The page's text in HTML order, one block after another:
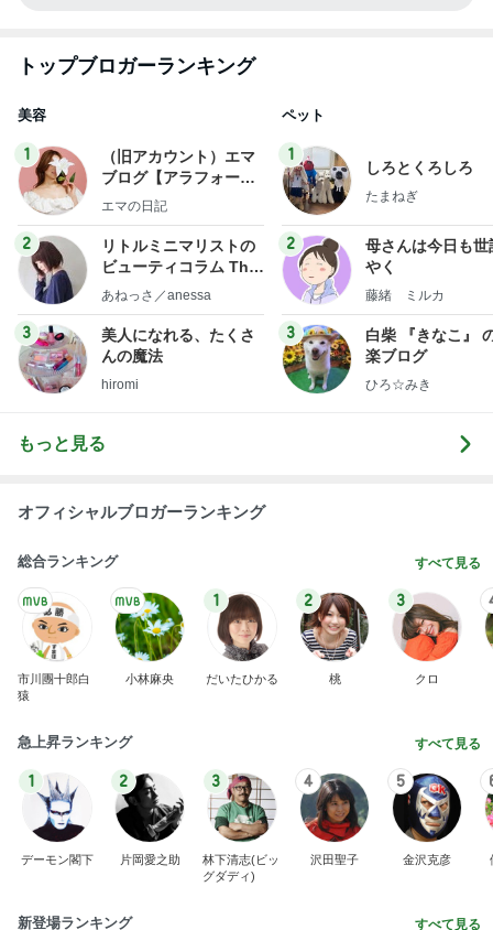
トップブロガーランキング
美容
1
（旧アカウント）エマ
ブログ【アラフォー会
社売却セカンドライ
エマの日記
2
リトルミニマリストの
ビューティコラム The
little minimalist's bea
あねっさ／anessa
3
美人になれる、たくさ
んの魔法
hiromi
ペット
1
しろとくろしろ
たまねぎ
2
母さんは今日も世
やく
藤緒 ミルカ
3
白柴 『きなこ』
楽ブログ
ひろ☆みき
もっと見る
オフィシャルブロガーランキング
総合ランキング すべて見る
市川團十郎白
猿
小林麻央
1
だいたひかる
2
桃
3
クロ
急上昇ランキング すべて見る
1
デーモン閣下
2
片岡愛之助
3
林下清志(ビッ
グダディ)
4
沢田聖子
5
金沢克彦
新登場ランキング すべて見る